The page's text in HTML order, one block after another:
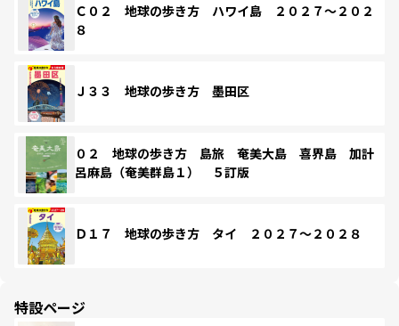
Ｃ０２ 地球の歩き方 ハワイ島 ２０２７～２０２
８
Ｊ３３ 地球の歩き方 墨田区
０２ 地球の歩き方 島旅 奄美大島 喜界島 加計
呂麻島（奄美群島１） ５訂版
Ｄ１７ 地球の歩き方 タイ ２０２７～２０２８
特設ページ